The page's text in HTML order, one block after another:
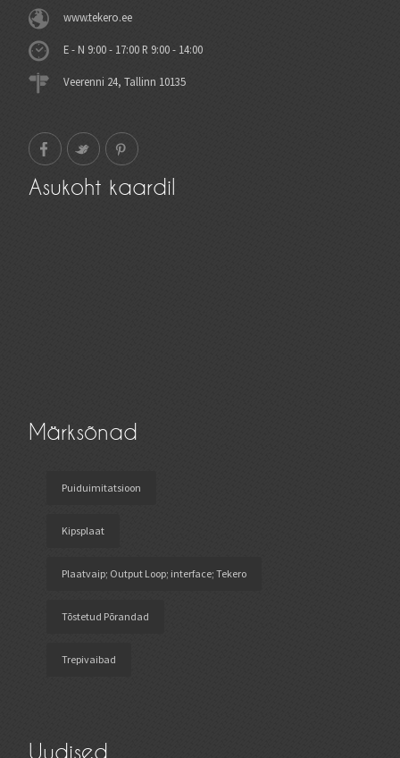
www.tekero.ee
E - N 9:00 - 17:00 R 9:00 - 14:00
Veerenni 24, Tallinn 10135
Asukoht kaardil
Märksõnad
Puiduimitatsioon
Kipsplaat
Plaatvaip; Output Loop; interface; Tekero
Tõstetud Põrandad
Trepivaibad
Uudised